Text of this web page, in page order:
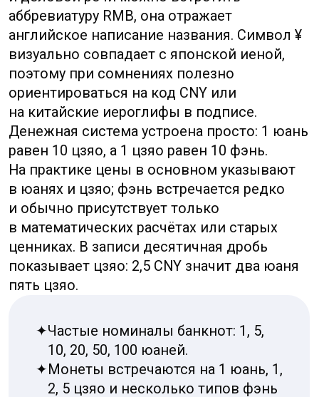
имеет значение: курс и правила
конвертации зависят от того, с какой
версией валюты вы работаете.
Чтобы не запутаться в повседневной
жизни, ориентируйтесь по трём признакам:
буквенный код для международных
операций, иероглифы 人民币
на официальных документах и привычная
словесная форма «юань» в ценниках
и разговоре. Это простое правило
помогает быстро отличать понятия
и избегать ошибок при счёте, оплате
и обмене валюты.
Исторические
и политические корни